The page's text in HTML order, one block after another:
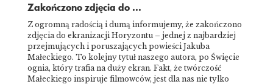
Zakończono zdjęcia do ...
Z ogromną radością i dumą informujemy, że zakończono
zdjęcia do ekranizacji Horyzontu – jednej z najbardziej
przejmujących i poruszających powieści Jakuba
Małeckiego. To kolejny tytuł naszego autora, po Święcie
ognia, który trafia na duży ekran. Fakt, że twórczość
Małeckiego inspiruje filmowców, jest dla nas nie tylko